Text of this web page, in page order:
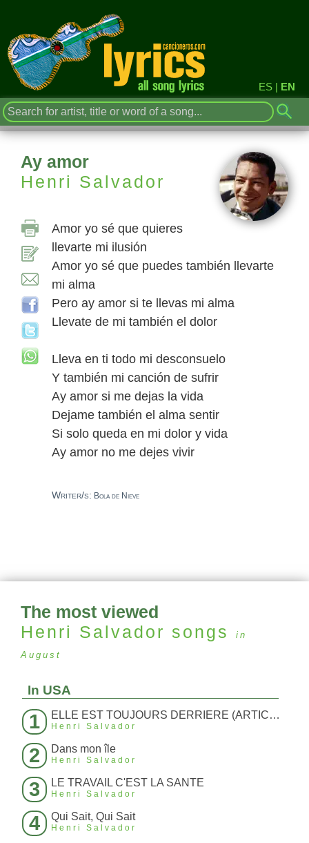
ES | EN
Ay amor
Henri Salvador
Amor yo sé que quieres
llevarte mi ilusión
Amor yo sé que puedes también llevarte
mi alma
Pero ay amor si te llevas mi alma
Llevate de mi también el dolor
Lleva en ti todo mi desconsuelo
Y también mi canción de sufrir
Ay amor si me dejas la vida
Dejame también el alma sentir
Si solo queda en mi dolor y vida
Ay amor no me dejes vivir
Writer/s: Bola de Nieve
The most viewed
Henri Salvador songs
in
August
In USA
1 ELLE EST TOUJOURS DERRIERE (ARTICLE 214)
Henri Salvador
2 Dans mon île
Henri Salvador
3 LE TRAVAIL C'EST LA SANTE
Henri Salvador
4 Qui Sait, Qui Sait
Henri Salvador